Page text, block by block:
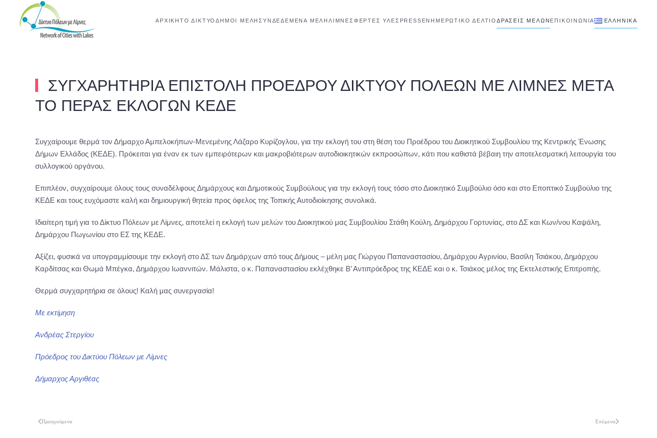
Skip to main content ΑΡΧΙΚΉΤΟ ΔΊΚΤΥΟΔΉΜΟΙ ΜΈΛΗΣΥΝΔΕΔΕΜΈΝΑ ΜΈΛΗΛΊΜΝΕΣ ΦΕΡΤΕΣ ΥΛΕΣ PRESS ΕΝΗΜΕΡΩΤΙΚΟ ΔΕΛΤΙΟΔΡΑΣΕΙΣ ΜΕΛΩΝ ΕΠΙΚΟΙΝΩΝΊΑ ΕΛΛΗΝΙΚΆ
ΣΥΓΧΑΡΗΤΗΡΙΑ ΕΠΙΣΤΟΛΗ ΠΡΟΕΔΡΟΥ ΔΙΚΤΥΟΥ ΠΟΛΕΩΝ ΜΕ ΛΙΜΝΕΣ ΜΕΤΑ
ΤΟ ΠΕΡΑΣ ΕΚΛΟΓΩΝ ΚΕΔΕ
Συγχαίρουμε θερμά τον Δήμαρχο Αμπελοκήπων-Μενεμένης Λάζαρο Κυρίζογλου, για την εκλογή του στη θέση του Προέδρου του Διοικητικού Συμβουλίου της Κεντρικής Ένωσης
Δήμων Ελλάδος (ΚΕΔΕ). Πρόκειται για έναν εκ των εμπειρότερων και μακροβιότερων αυτοδιοικητικών εκπροσώπων, κάτι που καθιστά βέβαιη την αποτελεσματική λειτουργία του
συλλογικού οργάνου.
Επιπλέον, συγχαίρουμε όλους τους συναδέλφους Δημάρχους και Δημοτικούς Συμβούλους για την εκλογή τους τόσο στο Διοικητικό Συμβούλιο όσο και στο Εποπτικό Συμβούλιο της
ΚΕΔΕ και τους ευχόμαστε καλή και δημιουργική θητεία προς όφελος της Τοπικής Αυτοδιοίκησης συνολικά.
Ιδιαίτερη τιμή για το Δίκτυο Πόλεων με Λίμνες, αποτελεί η εκλογή των μελών του Διοικητικού μας Συμβουλίου Στάθη Κούλη, Δημάρχου Γορτυνίας, στο ΔΣ και Κων/νου Καψάλη,
Δημάρχου Πωγωνίου στο ΕΣ της ΚΕΔΕ.
Αξίζει, φυσικά να υπογραμμίσουμε την εκλογή στο ΔΣ των Δημάρχων από τους Δήμους – μέλη μας Γιώργου Παπαναστασίου, Δημάρχου Αγρινίου, Βασίλη Τσιάκου, Δημάρχου
Καρδίτσας και Θωμά Μπέγκα, Δημάρχου Ιωαννιτών. Μάλιστα, ο κ. Παπαναστασίου εκλέχθηκε Β’ Αντιπρόεδρος της ΚΕΔΕ και ο κ. Τσιάκος μέλος της Εκτελεστικής Επιτροπής.
Θερμά συγχαρητήρια σε όλους! Καλή μας συνεργασία!
Με εκτίμηση
Ανδρέας Στεργίου
Πρόεδρος του Δικτύου Πόλεων με Λίμνες
Δήμαρχος Αργιθέας
Προηγούμενα Επόμενα